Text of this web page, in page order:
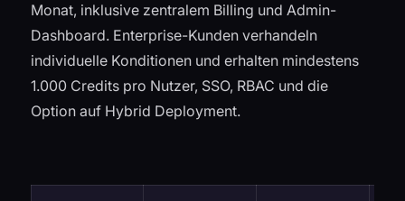
Monat, inklusive zentralem Billing und Admin-
Dashboard. Enterprise-Kunden verhandeln
individuelle Konditionen und erhalten mindestens
1.000 Credits pro Nutzer, SSO, RBAC und die
Option auf Hybrid Deployment.